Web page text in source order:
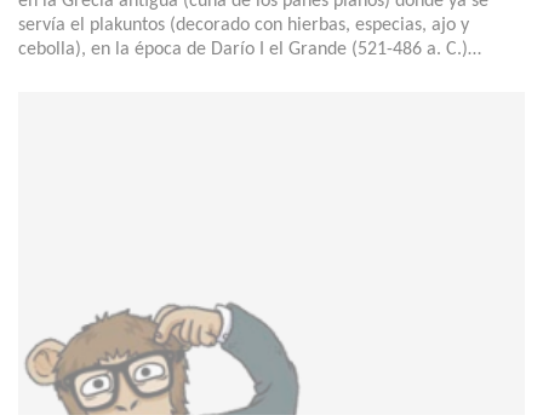
servía el plakuntos (decorado con hierbas, especias, ajo y
cebolla), en la época de Darío I el Grande (521-486 a. C.)…